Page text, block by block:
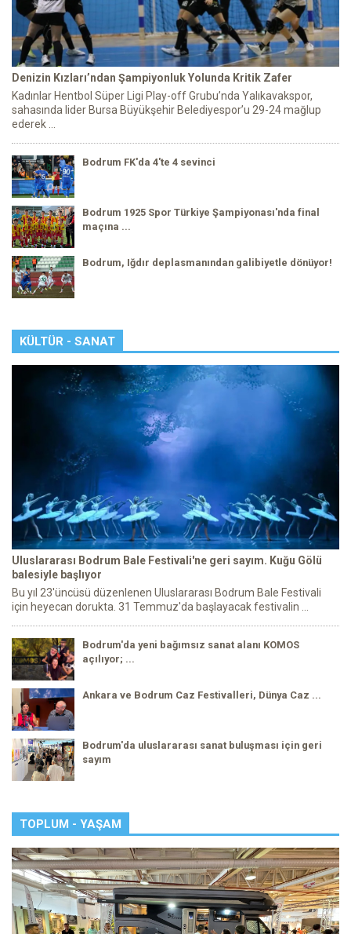
Denizin Kızları’ndan Şampiyonluk Yolunda Kritik Zafer
Kadınlar Hentbol Süper Ligi Play-off Grubu’nda Yalıkavakspor,
sahasında lider Bursa Büyükşehir Belediyespor’u 29-24 mağlup
ederek ...
Bodrum FK'da 4'te 4 sevinci
Bodrum 1925 Spor Türkiye Şampiyonası'nda final
maçına ...
Bodrum, Iğdır deplasmanından galibiyetle dönüyor!
KÜLTÜR - SANAT
Uluslararası Bodrum Bale Festivali'ne geri sayım. Kuğu Gölü
balesiyle başlıyor
Bu yıl 23'üncüsü düzenlenen Uluslararası Bodrum Bale Festivali
için heyecan dorukta. 31 Temmuz'da başlayacak festivalin ...
Bodrum'da yeni bağımsız sanat alanı KOMOS
açılıyor; ...
Ankara ve Bodrum Caz Festivalleri, Dünya Caz ...
Bodrum'da uluslararası sanat buluşması için geri
sayım
TOPLUM - YAŞAM